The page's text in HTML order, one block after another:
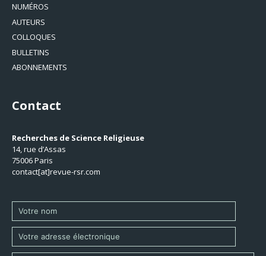
NUMÉROS
AUTEURS
COLLOQUES
BULLETINS
ABONNEMENTS
Contact
Recherches de Science Religieuse
14, rue d’Assas
75006 Paris
contact[at]revue-rsr.com